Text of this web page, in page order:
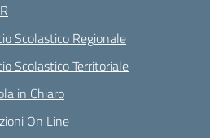
Scolastico Regionale
Scolastico Territoriale
in Chiaro
On Line